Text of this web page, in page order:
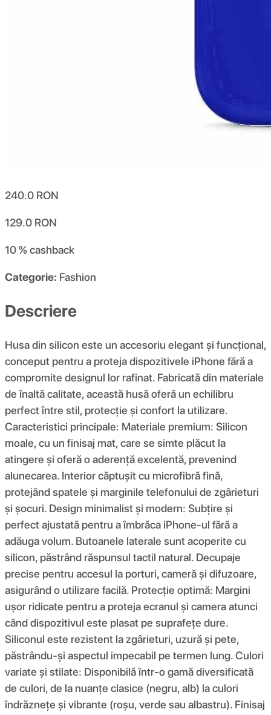
240.0 RON
129.0 RON
10 %cashback
Categorie: Fashion
Descriere
Husa din silicon este un accesoriu elegant și funcțional,
conceput pentru a proteja dispozitivele iPhone fără a
compromite designul lor rafinat. Fabricată din materiale
de înaltă calitate, această husă oferă un echilibru
perfect între stil, protecție și confort la utilizare.
Caracteristici principale: Materiale premium: Silicon
moale, cu un finisaj mat, care se simte plăcut la
atingere și oferă o aderență excelentă, prevenind
alunecarea. Interior căptușit cu microfibră fină,
protejând spatele și marginile telefonului de zgârieturi
și șocuri. Design minimalist și modern: Subțire și
perfect ajustată pentru a îmbrăca iPhone-ul fără a
adăuga volum. Butoanele laterale sunt acoperite cu
silicon, păstrând răspunsul tactil natural. Decupaje
precise pentru accesul la porturi, cameră și difuzoare,
asigurând o utilizare facilă. Protecție optimă: Margini
ușor ridicate pentru a proteja ecranul și camera atunci
când dispozitivul este plasat pe suprafețe dure.
Siliconul este rezistent la zgârieturi, uzură și pete,
păstrându-și aspectul impecabil pe termen lung. Culori
variate și stilate: Disponibilă într-o gamă diversificată
de culori, de la nuanțe clasice (negru, alb) la culori
îndrăznețe și vibrante (roșu, verde sau albastru). Finisaj